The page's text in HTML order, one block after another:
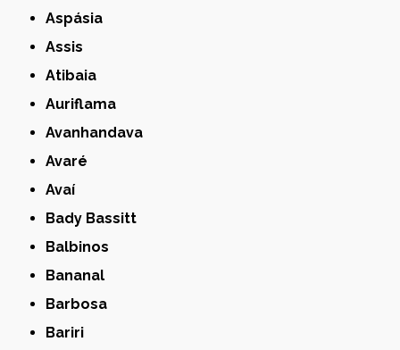
Aspásia
Assis
Atibaia
Auriflama
Avanhandava
Avaré
Avaí
Bady Bassitt
Balbinos
Bananal
Barbosa
Bariri